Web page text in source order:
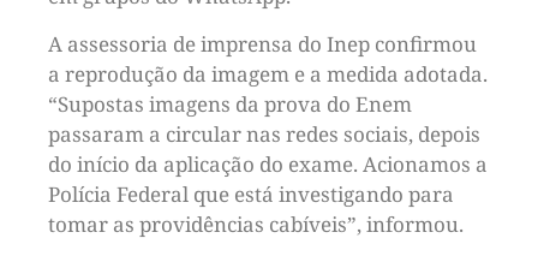
A assessoria de imprensa do Inep confirmou
a reprodução da imagem e a medida adotada.
“Supostas imagens da prova do Enem
passaram a circular nas redes sociais, depois
do início da aplicação do exame. Acionamos a
Polícia Federal que está investigando para
tomar as providências cabíveis”, informou.